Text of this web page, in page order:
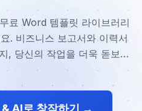
료 Word 템플릿 라이브러리
. 비즈니스 보고서와 이력서
, 당신의 작업을 더욱 돋보이
AI로 창작하기 →